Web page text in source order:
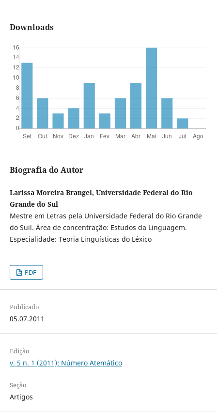
Downloads
Biografia do Autor
Larissa Moreira Brangel, Universidade Federal do Rio
Grande do Sul
Mestre em Letras pela Universidade Federal do Rio Grande
do Suil. Área de concentração: Estudos da Linguagem.
Especialidade: Teoria Linguísticas do Léxico
PDF
Publicado
05.07.2011
Edição
v. 5 n. 1 (2011): Número Atemático
Seção
Artigos